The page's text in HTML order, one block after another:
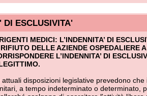
per la definizione del quale rinviava ai
hanno istituito un particolare emolumento
di quei
con i quali sia stato stipulato il contratto
successiva al 31 dicembre 1998, nonché quelli
19 giugno 1999, n. 229, abbiano
intramuraria.
in fasce che vengono conseguite a
professionale e previa valutazione